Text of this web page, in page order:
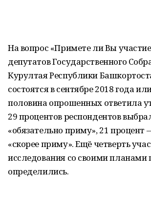
На вопрос «Примете ли Вы
депутатов Государственного
Курултая Республики
состоятся в сентябре 2018 года
половина опрошенных ответила
29 процентов респондентов
«обязательно приму», 21 процент
«скорее приму». Ещё четверть
исследования со своими планами
определились.